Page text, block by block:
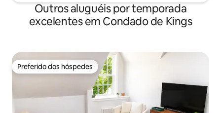
Outros aluguéis por temporada
excelentes em Condado de Kings
Preferido dos hóspedes
Preferido dos hóspedes